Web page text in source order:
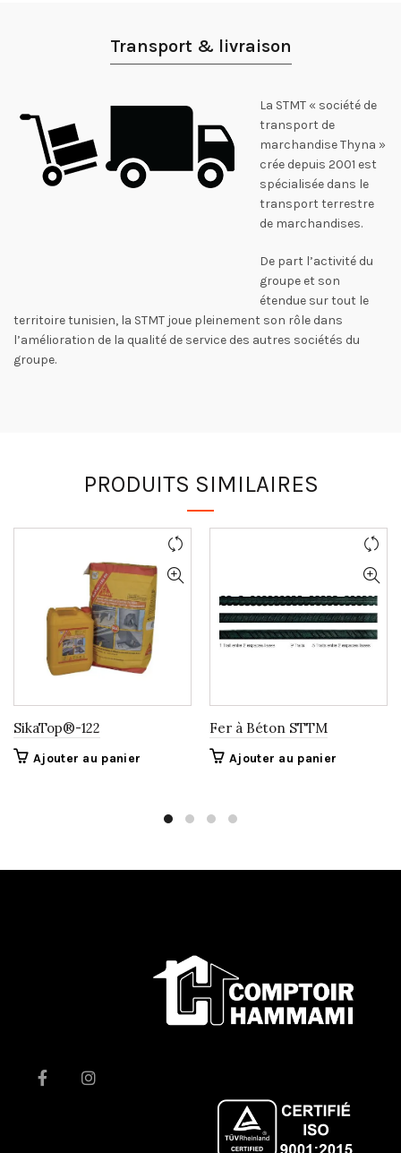
Transport & livraison
La STMT « société de
transport de
marchandise Thyna »
crée depuis 2001 est
spécialisée dans le
transport terrestre
de marchandises.
De part l’activité du
groupe et son
étendue sur tout le
territoire tunisien, la STMT joue pleinement son rôle dans
l’amélioration de la qualité de service des autres sociétés du
groupe.
PRODUITS SIMILAIRES
SikaTop®-122
Ajouter au panier
Fer à Béton STTM
Ajouter au panier